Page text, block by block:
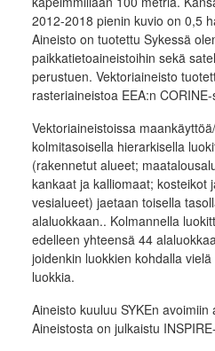
2012-2018 pienin kuvio on 0,5
Aineisto on tuotettu Sykessä
paikkatietoaineistoihin sekä
perustuen. Vektoriaineisto
rasteriaineistoa EEA:n
Vektoriaineistoissa
kolmitasoisella hierarkisella
(rakennetut alueet;
kankaat ja kalliomaat; kosteikot
vesialueet) jaetaan toisella
alaluokkaan.. Kolmannella
edelleen yhteensä 44
joidenkin luokkien kohdalla
luokkia.
Aineisto kuuluu SYKEn avoimiin
Aineistosta on julkaistu